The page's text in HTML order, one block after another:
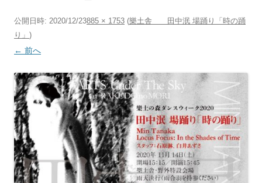
公開日時: 2020/12/23885 × 1753 (樂土舎 田中泯 場踊り「時の踊
り」 )
← 前へ